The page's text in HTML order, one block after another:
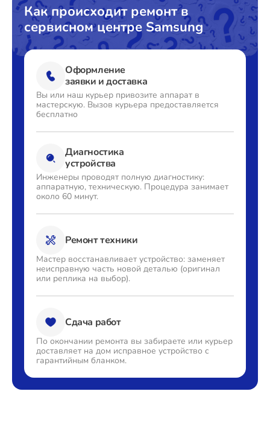
Как происходит ремонт в
сервисном центре Samsung
Оформление
заявки и доставка
Вы или наш курьер привозите аппарат в
мастерскую. Вызов курьера предоставляется
бесплатно
Диагностика
устройства
Инженеры проводят полную диагностику:
аппаратную, техническую. Процедура занимает
около 60 минут.
Ремонт техники
Мастер восстанавливает устройство: заменяет
неисправную часть новой деталью (оригинал
или реплика на выбор).
Сдача работ
По окончании ремонта вы забираете или курьер
доставляет на дом исправное устройство с
гарантийным бланком.